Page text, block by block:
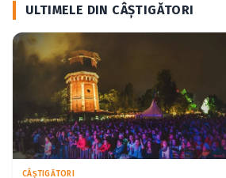
ULTIMELE DIN CÂŞTIGĂTORI
CÂŞTIGĂTORI